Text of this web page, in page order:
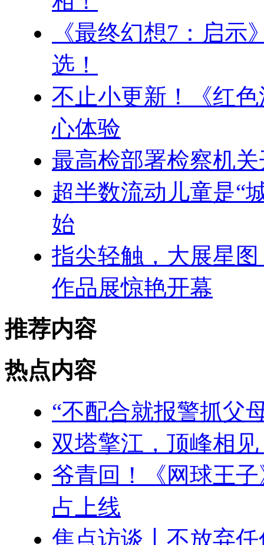
《最终幻想7：启示
选！
不止小更新！《红
心体验
最高检部署检察机
超半数流动儿童是“
始
指尖轻触，大展星
作品展惊艳开幕
推荐内容
热点内容
“不配合就报警抓父
双塔擎江，顶峰相
爷青回！《网球王
占上线
焦点访谈丨不放弃